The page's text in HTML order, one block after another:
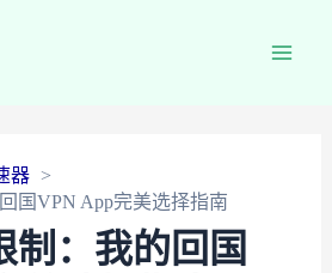
器
国VPN App完美选择指南
制：我的回国